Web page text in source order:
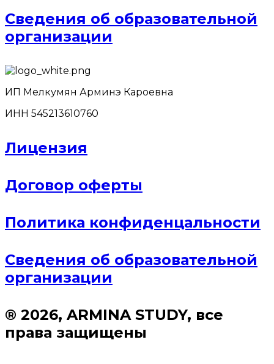
Сведения об образовательной
организации
ИП Мелкумян Арминэ Кароевна
ИНН 545213610760
Лицензия
Договор оферты
Политика конфиденцальности
Сведения об образовательной
организации
® 2026, ARMINA STUDY, все
права защищены